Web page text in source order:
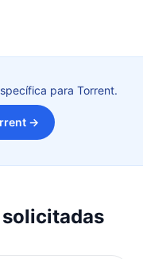
para Torrent.
→
solicitadas